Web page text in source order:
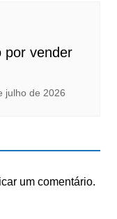
por vender
julho de 2026
um comentário.